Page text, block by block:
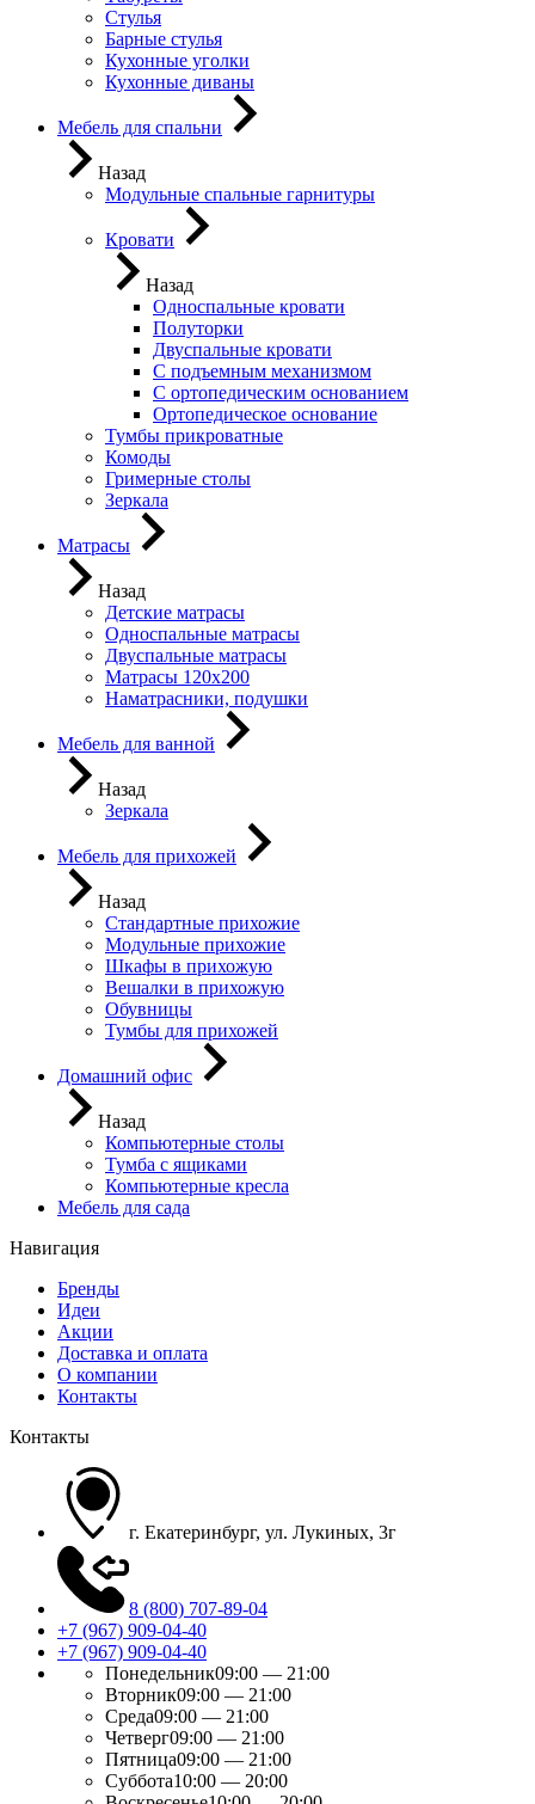
Стулья
Барные стулья
Кухонные уголки
Кухонные диваны
Мебель для спальни
Назад
Модульные спальные гарнитуры
Кровати
Назад
Односпальные кровати
Полуторки
Двуспальные кровати
С подъемным механизмом
С ортопедическим основанием
Ортопедическое основание
Тумбы прикроватные
Комоды
Гримерные столы
Зеркала
Матрасы
Назад
Детские матрасы
Односпальные матрасы
Двуспальные матрасы
Матрасы 120х200
Наматрасники, подушки
Мебель для ванной
Назад
Зеркала
Мебель для прихожей
Назад
Стандартные прихожие
Модульные прихожие
Шкафы в прихожую
Вешалки в прихожую
Обувницы
Тумбы для прихожей
Домашний офис
Назад
Компьютерные столы
Тумба с ящиками
Компьютерные кресла
Мебель для сада
Навигация
Бренды
Идеи
Акции
Доставка и оплата
О компании
Контакты
Контакты
г. Екатеринбург, ул. Лукиных, 3г
8 (800) 707-89-04
+7 (967) 909-04-40
+7 (967) 909-04-40
Понедельник09:00 — 21:00
Вторник09:00 — 21:00
Среда09:00 — 21:00
Четверг09:00 — 21:00
Пятница09:00 — 21:00
Суббота10:00 — 20:00